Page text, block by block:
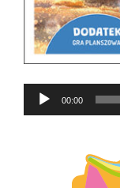
Odtwarzacz
plików
00:00